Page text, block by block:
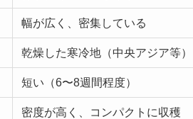
幅が広く、密集している
乾燥した寒冷地（中央アジア等）
短い（6〜8週間程度）
密度が高く、コンパクトに収穫